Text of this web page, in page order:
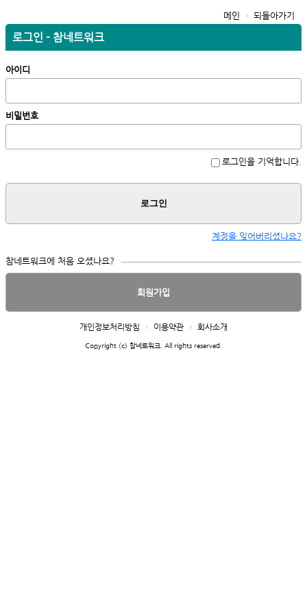
메인 되돌아가기
로그인 - 참네트워크
아이디
비밀번호
로그인을 기억합니다.
로그인
계정을 잊어버리셨나요?
참네트워크에 처음 오셨나요?
회원가입
개인정보처리방침 이용약관 회사소개
Copyright (c) 참네트워크. All rights reserved.